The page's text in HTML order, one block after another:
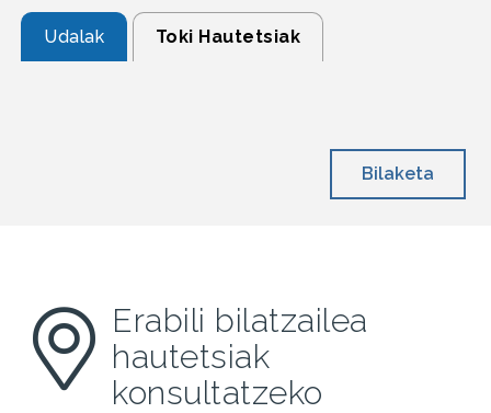
Udalak Toki Hautetsiak
Bilaketa
Erabili bilatzailea
hautetsiak
konsultatzeko